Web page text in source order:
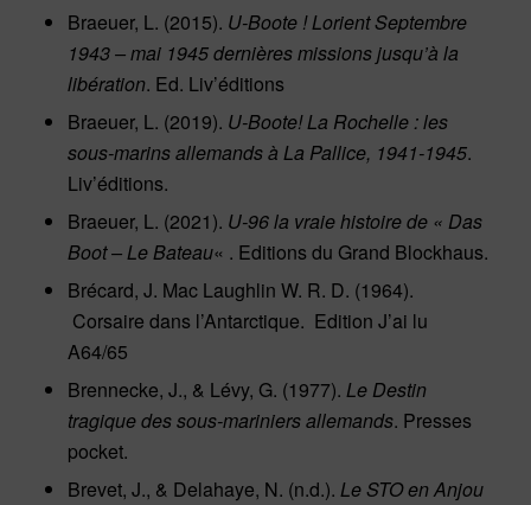
Braeuer, L. (2015). U-Boote ! Lorient Septembre
1943 – mai 1945 dernières missions jusqu’à la
libération. Ed. Liv’éditions
Braeuer, L. (2019). U-Boote! La Rochelle : les
sous-marins allemands à La Pallice, 1941-1945.
Liv’éditions.
Braeuer, L. (2021). U-96 la vraie histoire de « Das
Boot – Le Bateau« . Editions du Grand Blockhaus.
Brécard, J. Mac Laughlin W. R. D. (1964).
Corsaire dans l’Antarctique. ‎ Edition J’ai lu
A64/65
Brennecke, J., & Lévy, G. (1977). Le Destin
tragique des sous-mariniers allemands. Presses
pocket.
Brevet, J., & Delahaye, N. (n.d.). Le STO en Anjou